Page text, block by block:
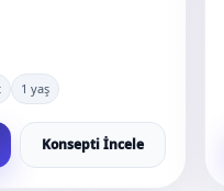
1 yaş
Konsepti İncele